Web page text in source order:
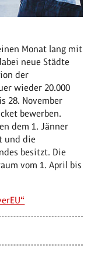
Monat lang mit
neue Städte
der
wieder 20.000
28. November
bewerben.
dem 1. Jänner
und die
besitzt. Die
vom 1. April bis